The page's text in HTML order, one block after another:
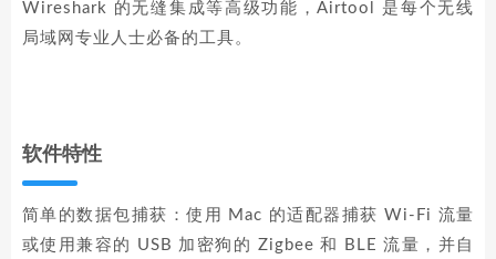
Wireshark 的无缝集成等高级功能，Airtool 是每个无线
局域网专业人士必备的工具。
软件特性
简单的数据包捕获：使用 Mac 的适配器捕获 Wi-Fi 流量
或使用兼容的 USB 加密狗的 Zigbee 和 BLE 流量，并自